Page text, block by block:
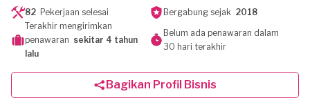
82 Pekerjaan selesai Bergabung sejak 2018
Terakhir mengirimkan
penawaran sekitar 4 tahun
lalu
Belum ada penawaran dalam
30 hari terakhir
Bagikan Profil Bisnis